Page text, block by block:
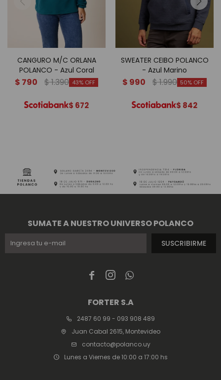
CANGURO M/C ORLANA
POLANCO - Azul Coral
$ 790 $1.390 43
$ 672
SWEATER CEIBO POLANCO
- Azul Marino
$ 990 $1.990 50
$ 842
  
FORTER S.A
2487 60 99 - 093 908 489
Juan Cabal 2615, Montevideo
contacto@polanco.uy
Lunes a Viernes de 10:00 a 17:00 hs
SUMATE A NUESTRO UNIVERSO POLANCO
SUSCRIBIRME